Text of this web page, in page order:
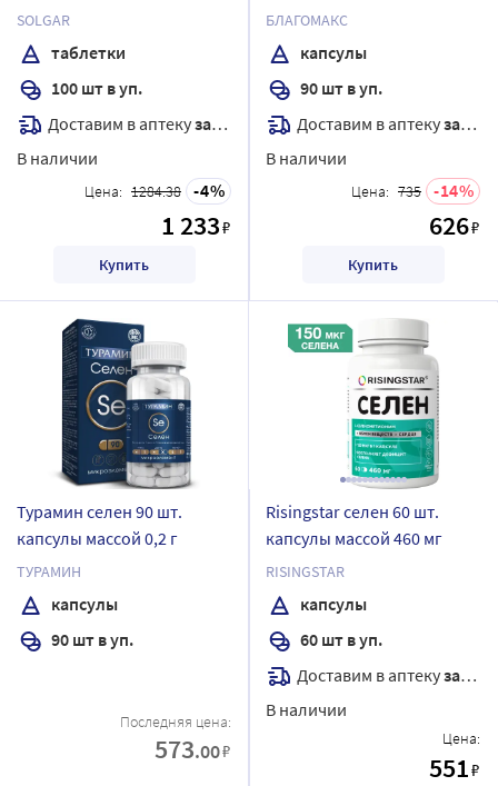
SOLGAR
таблетки
100 шт в уп.
Доставим в аптекузавтра
В наличии
Цена: 1284.38 4
1 233₽
Купить
капсулы массой 0,4 г
БЛАГОМАКС
капсулы
90 шт в уп.
Доставим в аптекузавтра
В наличии
Цена: 735 14
626₽
Купить
Турамин селен 90 шт.
капсулы массой 0,2 г
ТУРАМИН
капсулы
90 шт в уп.
Последняя цена:
573.00₽
Risingstar селен 60 шт.
капсулы массой 460 мг
RISINGSTAR
капсулы
60 шт в уп.
Доставим в аптекузавтра
В наличии
Цена:
551₽